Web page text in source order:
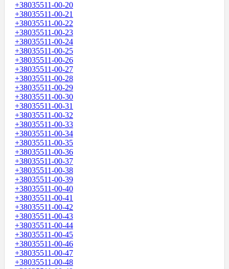
+38035511-00-20
+38035511-00-21
+38035511-00-22
+38035511-00-23
+38035511-00-24
+38035511-00-25
+38035511-00-26
+38035511-00-27
+38035511-00-28
+38035511-00-29
+38035511-00-30
+38035511-00-31
+38035511-00-32
+38035511-00-33
+38035511-00-34
+38035511-00-35
+38035511-00-36
+38035511-00-37
+38035511-00-38
+38035511-00-39
+38035511-00-40
+38035511-00-41
+38035511-00-42
+38035511-00-43
+38035511-00-44
+38035511-00-45
+38035511-00-46
+38035511-00-47
+38035511-00-48